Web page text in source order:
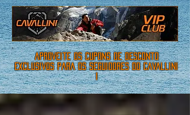
aproveite os cupons de desconto
exclusivos para os seguidores do cavallini
!